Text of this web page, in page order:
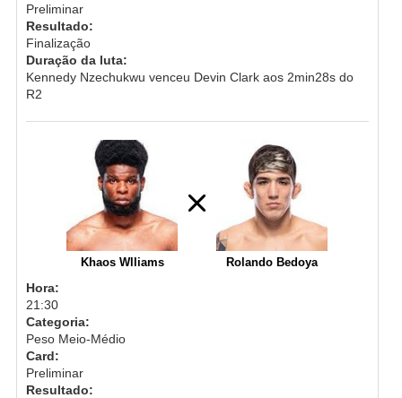
Preliminar
Resultado:
Finalização
Duração da luta:
Kennedy Nzechukwu venceu Devin Clark aos 2min28s do
R2
Khaos Wlliams Rolando Bedoya
Hora:
21:30
Categoria:
Peso Meio-Médio
Card:
Preliminar
Resultado: